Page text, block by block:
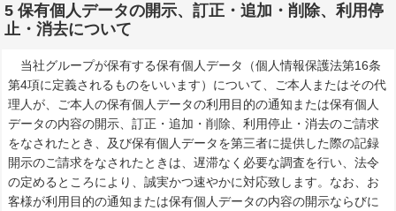
5 保有個人データの開示、訂正・追加・削除、利用停
止・消去について
当社グループが保有する保有個人データ（個人情報保護法第16条
第4項に定義されるものをいいます）について、ご本人またはその代
理人が、ご本人の保有個人データの利用目的の通知または保有個人
データの内容の開示、訂正・追加・削除、利用停止・消去のご請求
をなされたとき、及び保有個人データを第三者に提供した際の記録
開示のご請求をなされたときは、遅滞なく必要な調査を行い、法令
の定めるところにより、誠実かつ速やかに対応致します。なお、お
客様が利用目的の通知または保有個人データの内容の開示ならびに